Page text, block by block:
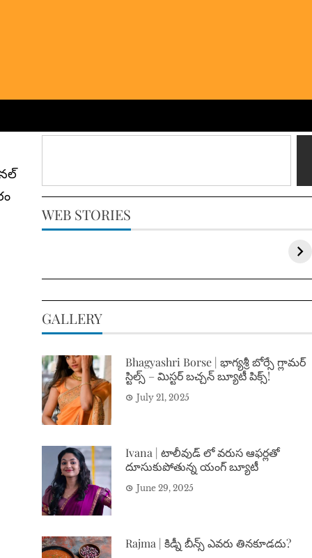
WEB STORIES
GALLERY
Bhagyashri Borse | భాగ్యశ్రీ బోర్సే గ్లామర్
స్టిల్స్ – మిస్టర్ బచ్చన్ బ్యూటీ పిక్స్!
July 21, 2025
Ivana | టాలీవుడ్ లో వరుస ఆఫర్లతో
దూసుకుపోతున్న యంగ్ బ్యూటీ
June 29, 2025
Rajma | కిడ్నీ బీన్స్ ఎవరు తినకూడదు?